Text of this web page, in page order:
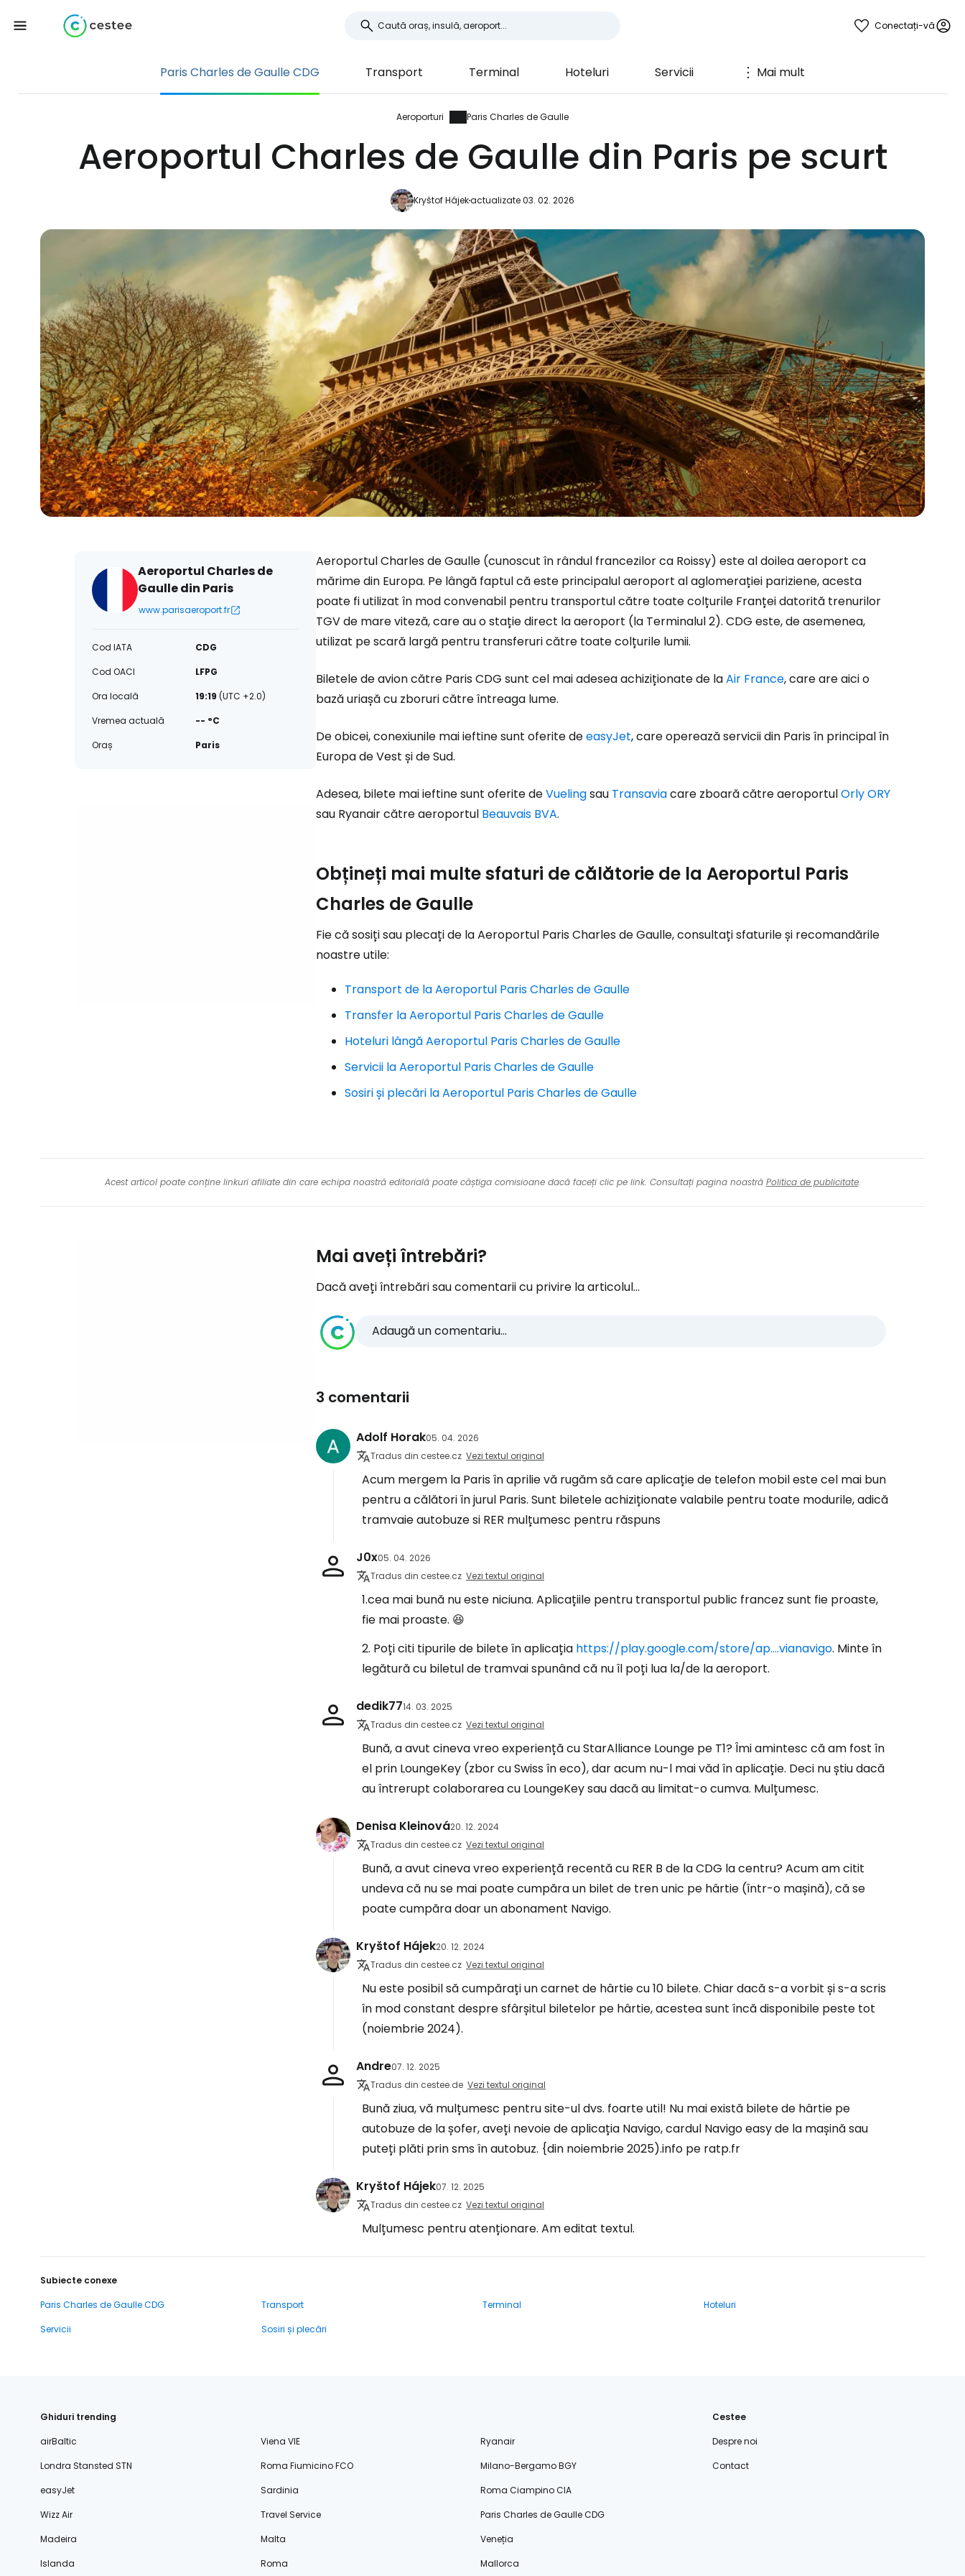
Conectați-vă
Paris Charles de Gaulle CDG Transport Terminal Hoteluri Servicii Mai mult
Aeroporturi Paris Charles de Gaulle
Aeroportul Charles de Gaulle din Paris pe scurt
Kryštof Hájekactualizate 03. 02. 2026
Aeroportul Charles de
Gaulle din Paris
www.parisaeroport.fr
Cod IATA
CDG
Cod OACI
LFPG
Ora locală
19:19 (UTC +2.0)
Vremea actuală
-- °C
Oraș
Paris
Aeroportul Charles de Gaulle (cunoscut în rândul francezilor ca Roissy) este al doilea aeroport ca
mărime din Europa. Pe lângă faptul că este principalul aeroport al aglomerației pariziene, acesta
poate fi utilizat în mod convenabil pentru transportul către toate colțurile Franței datorită trenurilor
TGV de mare viteză, care au o stație direct la aeroport (la Terminalul 2). CDG este, de asemenea,
utilizat pe scară largă pentru transferuri către toate colțurile lumii.
Biletele de avion către Paris CDG sunt cel mai adesea achiziționate de laAir France, care are aici o
bază uriașă cu zboruri către întreaga lume.
De obicei, conexiunile mai ieftine sunt oferite deeasyJet, care operează servicii din Paris în principal în
Europa de Vest și de Sud.
Adesea, bilete mai ieftine sunt oferite deVuelingsau Transaviacare zboară către aeroportulOrly ORY
sau Ryanair către aeroportul Beauvais BVA.
Obțineți mai multe sfaturi de călătorie de la Aeroportul Paris
Charles de Gaulle
Fie că sosiți sau plecați de la Aeroportul Paris Charles de Gaulle, consultați sfaturile și recomandările
noastre utile:
Transport de la Aeroportul Paris Charles de Gaulle
Transfer la Aeroportul Paris Charles de Gaulle
Hoteluri lângă Aeroportul Paris Charles de Gaulle
Servicii la Aeroportul Paris Charles de Gaulle
Sosiri și plecări la Aeroportul Paris Charles de Gaulle
Acest articol poate conține linkuri afiliate din care echipa noastră editorială poate câștiga comisioane dacă faceți clic pe link. Consultați pagina noastră Politica de publicitate.
Mai aveți întrebări?
Dacă aveți întrebări sau comentarii cu privire la articolul...
Adaugă un comentariu...
3 comentarii
Adolf Horak05. 04. 2026
Tradus din cestee.cz Vezi textul original
Acum mergem la Paris în aprilie vă rugăm să care aplicație de telefon mobil este cel mai bun
pentru a călători în jurul Paris. Sunt biletele achiziționate valabile pentru toate modurile, adică
tramvaie autobuze si RER mulțumesc pentru răspuns
J0x05. 04. 2026
Tradus din cestee.cz Vezi textul original
1.cea mai bună nu este niciuna. Aplicațiile pentru transportul public francez sunt fie proaste,
fie mai proaste. 😆
2. Poți citi tipurile de bilete în aplicația https://play.google.com/store/ap....vianavigo. Minte în
legătură cu biletul de tramvai spunând că nu îl poți lua la/de la aeroport.
dedik7714. 03. 2025
Tradus din cestee.cz Vezi textul original
Bună, a avut cineva vreo experiență cu StarAlliance Lounge pe T1? Îmi amintesc că am fost în
el prin LoungeKey (zbor cu Swiss în eco), dar acum nu-l mai văd în aplicație. Deci nu știu dacă
au întrerupt colaborarea cu LoungeKey sau dacă au limitat-o cumva. Mulțumesc.
Denisa Kleinová20. 12. 2024
Tradus din cestee.cz Vezi textul original
Bună, a avut cineva vreo experiență recentă cu RER B de la CDG la centru? Acum am citit
undeva că nu se mai poate cumpăra un bilet de tren unic pe hârtie (într-o mașină), că se
poate cumpăra doar un abonament Navigo.
Kryštof Hájek20. 12. 2024
Tradus din cestee.cz Vezi textul original
Nu este posibil să cumpărați un carnet de hârtie cu 10 bilete. Chiar dacă s-a vorbit și s-a scris
în mod constant despre sfârșitul biletelor pe hârtie, acestea sunt încă disponibile peste tot
(noiembrie 2024).
Andre07. 12. 2025
Tradus din cestee.de Vezi textul original
Bună ziua, vă mulțumesc pentru site-ul dvs. foarte util! Nu mai există bilete de hârtie pe
autobuze de la șofer, aveți nevoie de aplicația Navigo, cardul Navigo easy de la mașină sau
puteți plăti prin sms în autobuz. {din noiembrie 2025).info pe ratp.fr
Kryštof Hájek07. 12. 2025
Tradus din cestee.cz Vezi textul original
Mulțumesc pentru atenționare. Am editat textul.
Subiecte conexe
Paris Charles de Gaulle CDG
Transport Terminal
Hoteluri
Servicii
Sosiri și plecări
Ghiduri trending
airBaltic
Viena VIE
Ryanair
Londra Stansted STN
Roma Fiumicino FCO
Milano-Bergamo BGY
easyJet
Sardinia
Roma Ciampino CIA
Wizz Air
Travel Service
Paris Charles de Gaulle CDG
Madeira
Malta
Veneția
Islanda
Roma Mallorca
Cestee
Despre noi
Contact
Conectați-vă la Cestee
Continuați cu e-mailul